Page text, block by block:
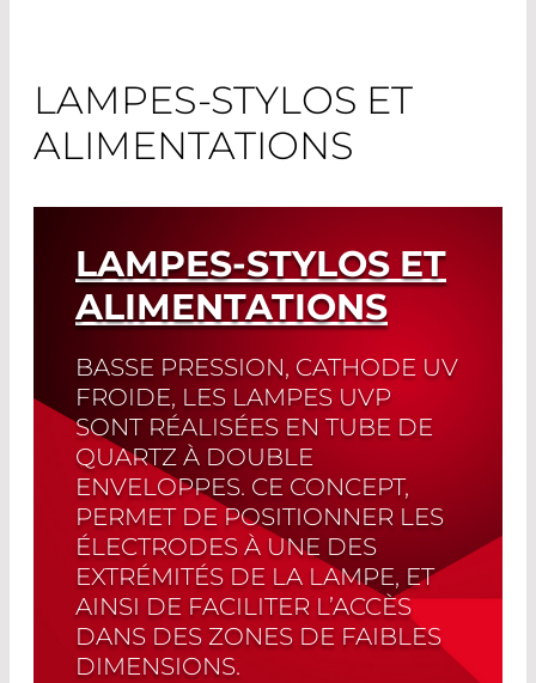
LAMPES-STYLOS ET
ALIMENTATIONS
LAMPES-STYLOS ET
ALIMENTATIONS
BASSE PRESSION, CATHODE UV
FROIDE, LES LAMPES UVP
SONT RÉALISÉES EN TUBE DE
QUARTZ À DOUBLE
ENVELOPPES. CE CONCEPT,
PERMET DE POSITIONNER LES
ÉLECTRODES À UNE DES
EXTRÉMITÉS DE LA LAMPE, ET
AINSI DE FACILITER L’ACCÈS
DANS DES ZONES DE FAIBLES
DIMENSIONS.